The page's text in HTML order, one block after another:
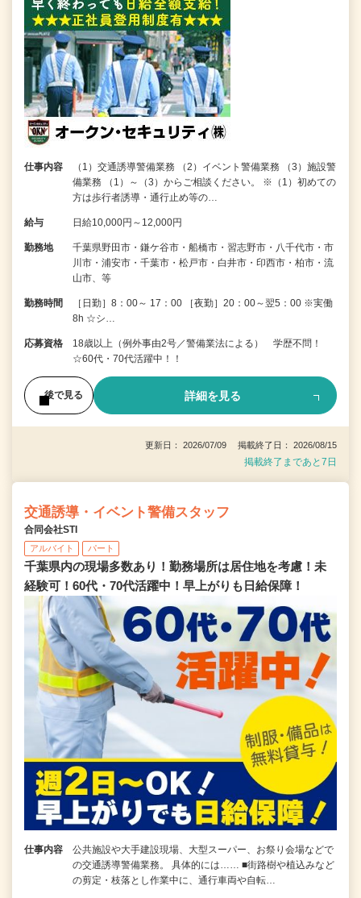
仕事内容
（1）交通誘導警備業務 （2）イベント警備業務 （3）施設警
備業務 （1）～（3）からご相談ください。 ※（1）初めての
方は歩行者誘導・通行止め等の…
給与 日給10,000円～12,000円
勤務地
千葉県野田市・鎌ケ谷市・船橋市・習志野市・八千代市・市
川市・浦安市・千葉市・松戸市・白井市・印西市・柏市・流
山市、等
勤務時間
［日勤］8：00～ 17：00 ［夜勤］20：00～翌5：00 ※実働
8h ☆シ…
応募資格
18歳以上（例外事由2号／警備業法による） 学歴不問！
☆60代・70代活躍中！！
後で見る 詳細を見る
更新日： 2026/07/09 掲載終了日： 2026/08/15
掲載終了まであと7日
交通誘導・イベント警備スタッフ
合同会社STI
アルバイト パート
千葉県内の現場多数あり！勤務場所は居住地を考慮！未
経験可！60代・70代活躍中！早上がりも日給保障！
仕事内容
公共施設や大手建設現場、大型スーパー、お祭り会場などで
の交通誘導警備業務。 具体的には…… ■街路樹や植込みなど
の剪定・枝落とし作業中に、通行車両や自転…